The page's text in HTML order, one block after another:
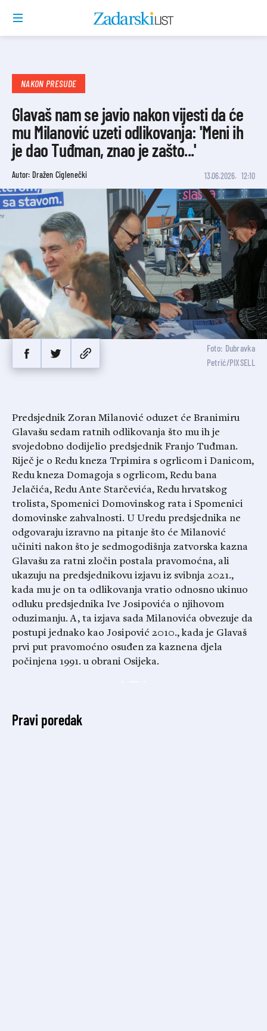
NAKON PRESUDE
Glavaš nam se javio nakon vijesti da će
mu Milanović uzeti odlikovanja: 'Meni ih
je dao Tuđman, znao je zašto...'
Autor: Dražen Ciglenečki 13.06.2026. 12:10
Foto: Dubravka
Petrić/PIXSELL
Predsjednik Zoran Milanović oduzet će Branimiru
Glavašu sedam ratnih odlikovanja što mu ih je
svojedobno dodijelio predsjednik Franjo Tuđman.
Riječ je o Redu kneza Trpimira s ogrlicom i Danicom,
Redu kneza Domagoja s ogrlicom, Redu bana
Jelačića, Redu Ante Starčevića, Redu hrvatskog
trolista, Spomenici Domovinskog rata i Spomenici
domovinske zahvalnosti. U Uredu predsjednika ne
odgovaraju izravno na pitanje što će Milanović
učiniti nakon što je sedmogodišnja zatvorska kazna
Glavašu za ratni zločin postala pravomoćna, ali
ukazuju na predsjednikovu izjavu iz svibnja 2021.,
kada mu je on ta odlikovanja vratio odnosno ukinuo
odluku predsjednika Ive Josipovića o njihovom
oduzimanju. A, ta izjava sada Milanovića obvezuje da
postupi jednako kao Josipović 2010., kada je Glavaš
prvi put pravomoćno osuđen za kaznena djela
počinjena 1991. u obrani Osijeka.
Pravi poredak